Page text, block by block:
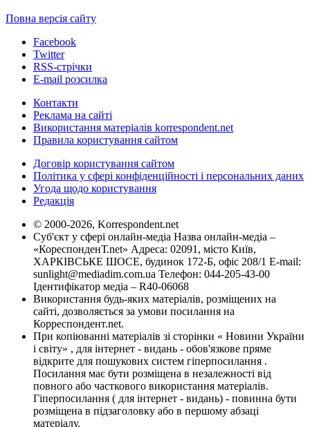
Повна версія сайту
Facebook
Twitter
RSS-стрічки
E-mail розсилка
Контакти
Реклама на сайті
Використання матеріалів korrespondent.net
Правила користування сайтом
Договір користування сайтом
Політика у сфері конфіденційності і персональних даних
Угода щодо користування
Редакція
© 2000-2026, Korrespondent.net
Суб'єкт у сфері онлайн-медіа Назва онлайн-медіа –
«КореспонденТ.net» Адреса: 02091, місто Київ,
ХАРКІВСЬКЕ ШОСЕ, будинок 172-Б, офіс 208/1 E-mail:
sunlight@mediadim.com.ua Телефон: 044-205-43-00
Ідентифікатор медіа – R40-06068
Використання будь-яких матеріалів, розміщених на
сайті, дозволяється за умови посилання на
Корреспондент.net.
При копіюванні матеріалів зі сторінки « Новини України
і світу» , для інтернет - видань - обов'язкове пряме
відкрите для пошукових систем гіперпосилання .
Посилання має бути розміщена в незалежності від
повного або часткового використання матеріалів.
Гіперпосилання ( для інтернет - видань) - повинна бути
розміщена в підзаголовку або в першому абзаці
матеріалу.